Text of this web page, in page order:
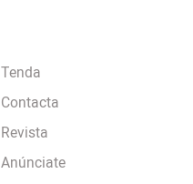
Tenda
Contacta
Revista
Anúnciate